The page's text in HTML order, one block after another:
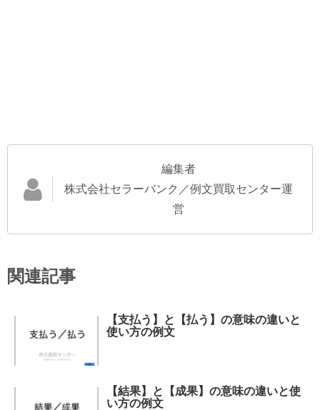
編集者
株式会社セラーバンク／例文買取センター運
営
関連記事
【支払う】と【払う】の意味の違いと
使い方の例文
【結果】と【成果】の意味の違いと使
い方の例文